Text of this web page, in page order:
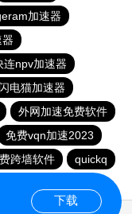
加速器
连npv加速器
闪电猫加速器
外网加速免费软件
免费vqn加速2023
跨墙软件
quickq
下载